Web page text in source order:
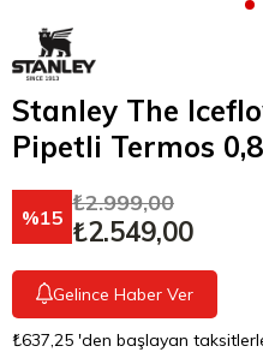
Stanley The
Pipetli Termos
15
₺2.999,00
₺2.549,00
Gelince Haber Ver
₺637,25 'den başlayan